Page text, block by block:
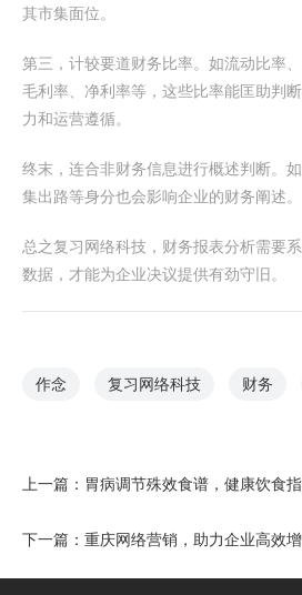
其市集面位。
第三，计较要道财务比率。如流动比率
毛利率、净利率等，这些比率能匡助判
力和运营遵循。
终末，连合非财务信息进行概述判断。
集出路等身分也会影响企业的财务阐述。
总之复习网络科技，财务报表分析需要
数据，才能为企业决议提供有劲守旧。
作念 复习网络科技 财务
上一篇： 胃病调节殊效食谱，健康饮食
下一篇： 重庆网络营销，助力企业高效